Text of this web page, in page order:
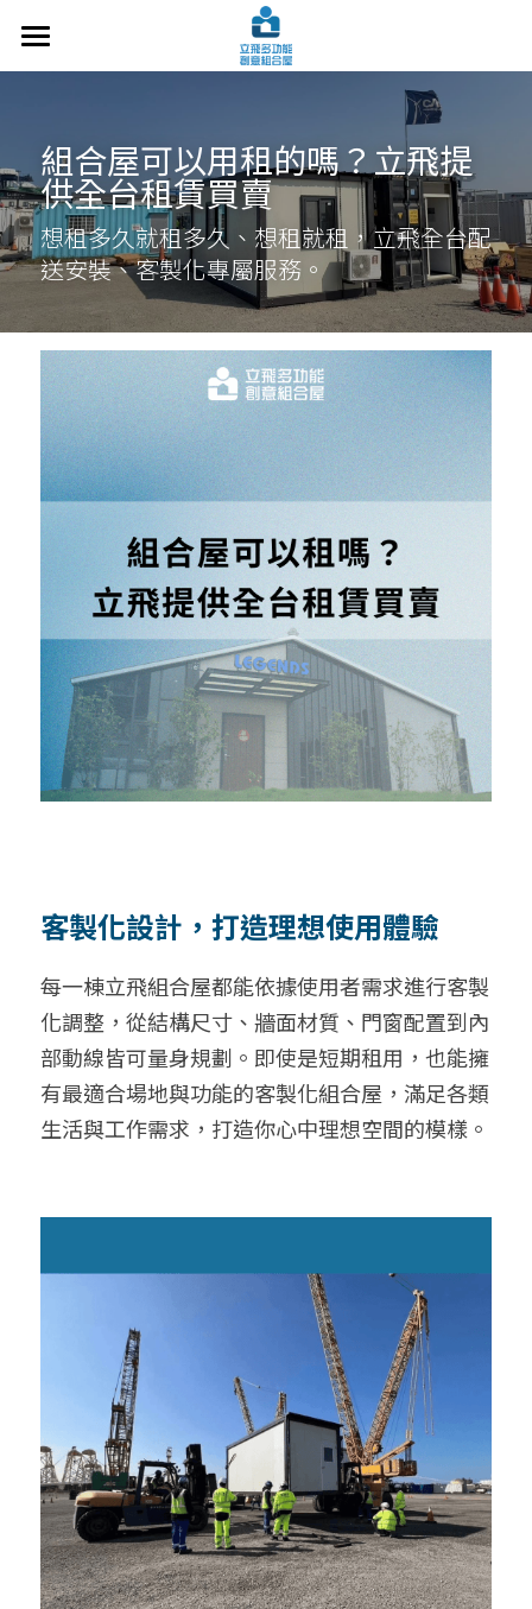
關於立飛
施工技術
常見問題
最新文章
交通指南
搜索
組合屋可以用租的嗎？立飛提
供全台租賃買賣
想租多久就租多久、想租就租，立飛全台配
送安裝、客製化專屬服務。
客製化設計，打造理想使用體驗
每一棟立飛組合屋都能依據使用者需求進行客製
化調整，從結構尺寸、牆面材質、門窗配置到內
部動線皆可量身規劃。即使是短期租用，也能擁
有最適合場地與功能的客製化組合屋，滿足各類
生活與工作需求，打造你心中理想空間的模樣。